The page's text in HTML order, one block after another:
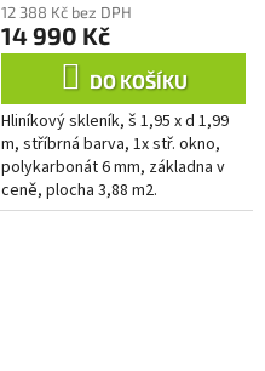
12 388 Kč bez DPH
14 990 Kč
DO KOŠÍKU
Hliníkový skleník, š 1,95 x d 1,99
m, stříbrná barva, 1x stř. okno,
polykarbonát 6 mm, základna v
ceně, plocha 3,88 m2.